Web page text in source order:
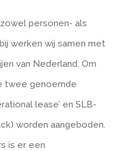
personen- als
werken wij samen met
van Nederland. Om
twee genoemde
lease’ en SLB-
worden aangeboden.
is er een